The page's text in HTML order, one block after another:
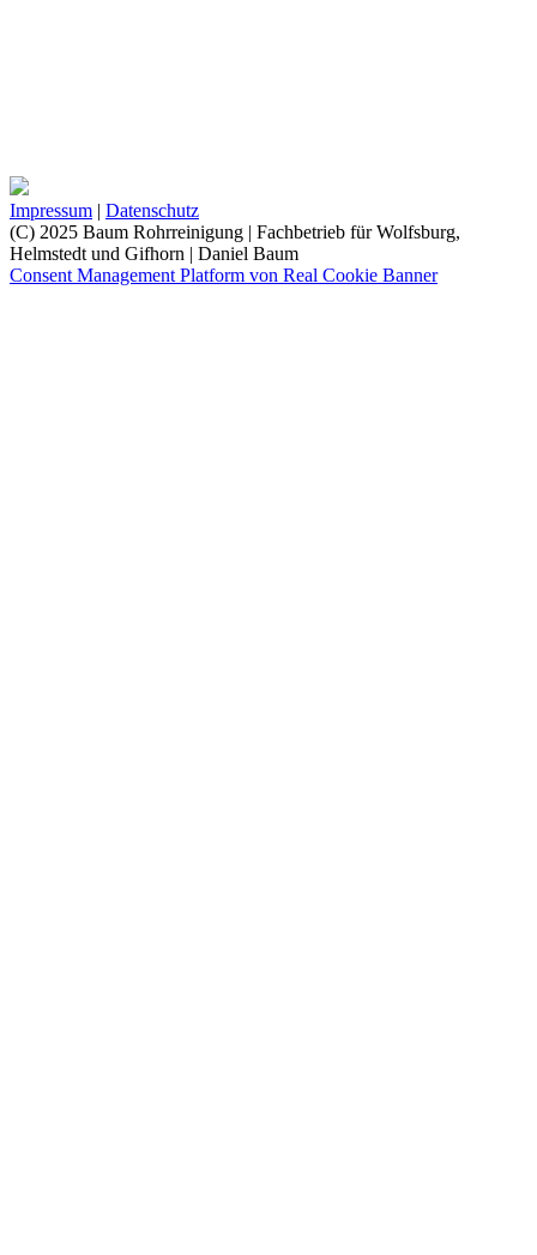
Impressum | Datenschutz
(C) 2025 Baum Rohrreinigung | Fachbetrieb für Wolfsburg,
Helmstedt und Gifhorn | Daniel Baum
Consent Management Platform von Real Cookie Banner